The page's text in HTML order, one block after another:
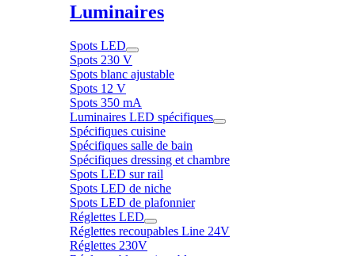
Luminaires
Spots LED
Spots 230 V
Spots blanc ajustable
Spots 12 V
Spots 350 mA
Luminaires LED spécifiques
Spécifiques cuisine
Spécifiques salle de bain
Spécifiques dressing et chambre
Spots LED sur rail
Spots LED de niche
Spots LED de plafonnier
Réglettes LED
Réglettes recoupables Line 24V
Réglettes 230V